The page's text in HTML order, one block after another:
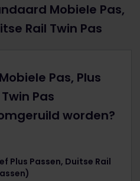
Mobiele Pas,
Rail Twin Pas
Pas, Plus
Pas
worden?
Plus Passen, Duitse Rail